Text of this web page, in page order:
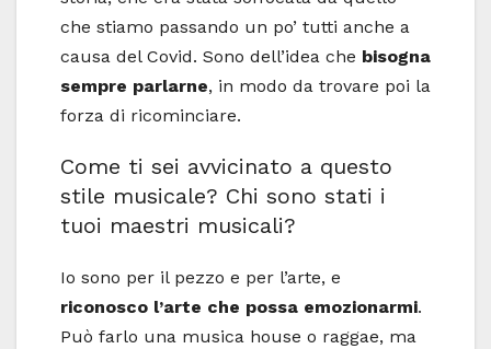
che stiamo passando un po’ tutti anche a
causa del Covid. Sono dell’idea che bisogna
sempre parlarne, in modo da trovare poi la
forza di ricominciare.
Come ti sei avvicinato a questo
stile musicale? Chi sono stati i
tuoi maestri musicali?
Io sono per il pezzo e per l’arte, e
riconosco l’arte che possa emozionarmi.
Può farlo una musica house o raggae, ma